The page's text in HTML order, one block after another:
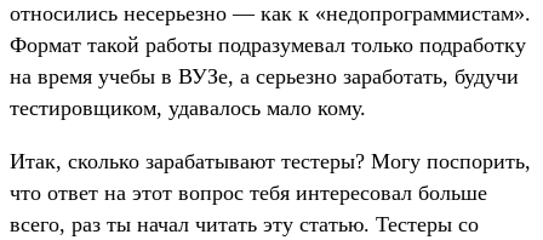
относились несерьезно — как к «недопрограммистам».
Формат такой работы подразумевал только подработку
на время учебы в ВУЗе, а серьезно заработать, будучи
тестировщиком, удавалось мало кому.
Итак, сколько зарабатывают тестеры? Могу поспорить,
что ответ на этот вопрос тебя интересовал больше
всего, раз ты начал читать эту статью. Тестеры со